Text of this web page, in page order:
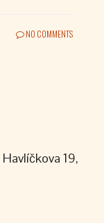
NO COMMENTS
Havlíčkova 19,